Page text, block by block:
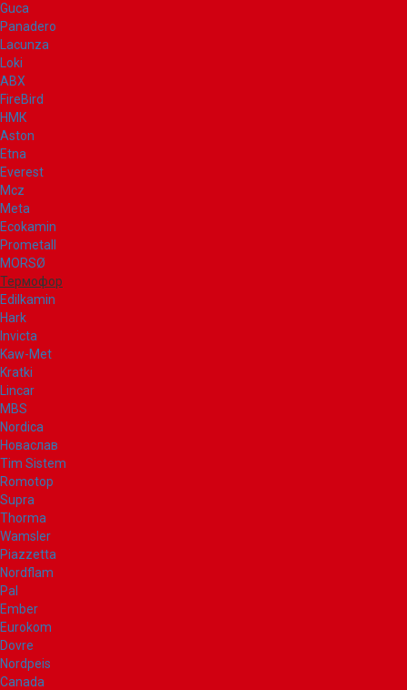
Guca
Panadero
Lacunza
Loki
ABX
FireBird
НМК
Aston
Etna
Everest
Mcz
Meta
Ecokamin
Prometall
MORSØ
Термофор
Edilkamin
Hark
Invicta
Kaw-Met
Kratki
Lincar
MBS
Nordica
Новаслав
Tim Sistem
Romotop
Supra
Thorma
Wamsler
Piazzetta
Nordflam
Pal
Ember
Eurokom
Dovre
Nordpeis
Canada